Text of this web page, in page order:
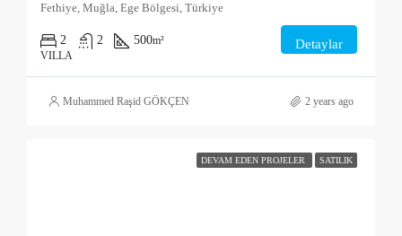
Fethiye, Muğla, Ege Bölgesi, Türkiye
2 2 500m²
VILLA
Detaylar
Muhammed Raşid GÖKÇEN 2 years ago
DEVAM EDEN PROJELER SATILIK